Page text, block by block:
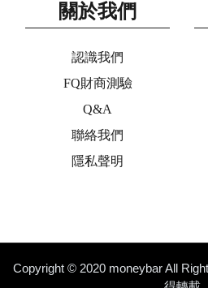
關於我們
認識我們
FQ財商測驗
Q&A
聯絡我們
隱私聲明
Copyright © 2020 moneybar All